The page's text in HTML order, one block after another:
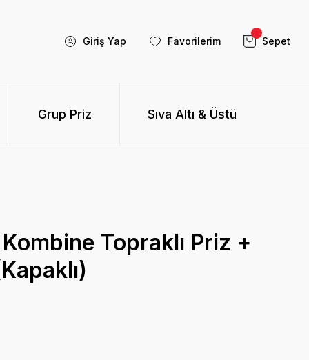
Giriş Yap Favorilerim Sepet
Grup Priz Sıva Altı & Üstü
Topraklı Priz +